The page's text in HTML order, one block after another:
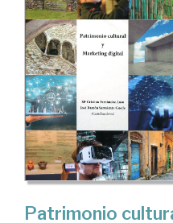
Patrimonio